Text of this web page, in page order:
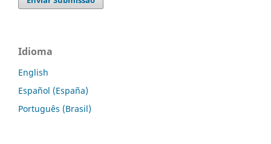
Idioma
English
Español (España)
Português (Brasil)